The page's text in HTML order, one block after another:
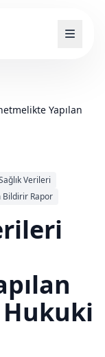
Yapılan
Verileri
Bildirir Rapor